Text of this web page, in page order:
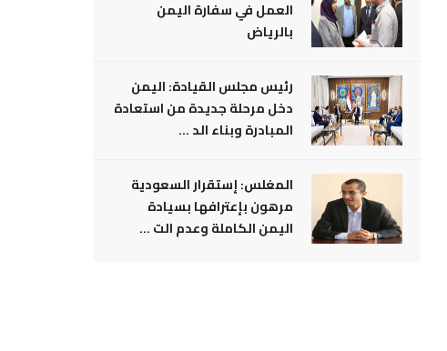
العمل في سفارة اليمن
بالرياض
رئيس مجلس القيادة: اليمن
دخل مرحلة جديدة من استعادة
المبادرة وبناء الد ...
المغلس: إستقرار السعودية
مرهون بإعترافها بسيادة
اليمن الكاملة وعدم الت ...